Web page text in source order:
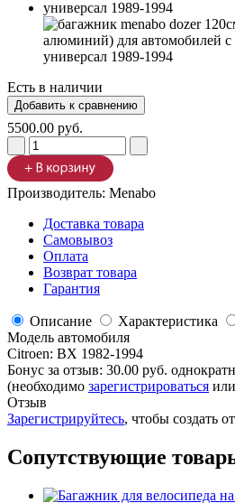
Есть в наличии
5500.00 руб.
Производитель: Menabo
Доставка товара
Самовывоз
Оплата
Возврат товара
Гарантия
Описание Характеристика
Модель автомобиля
Citroen: BX 1982-1994
Бонус за отзыв: 30.00 руб.
(необходимо зарегистрироваться или
Отзыв
Зарегистрируйтесь, чтобы создать
Сопутствующие